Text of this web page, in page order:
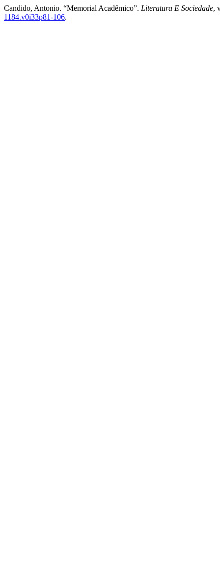
Candido, Antonio. “Memorial Acadêmico”. Literatura E Sociedade,
1184.v0i33p81-106.